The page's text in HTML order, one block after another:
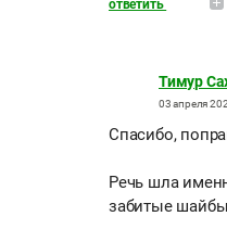
ответить
Тимур
03 апреля
Спасибо,
Речь шла
забитые